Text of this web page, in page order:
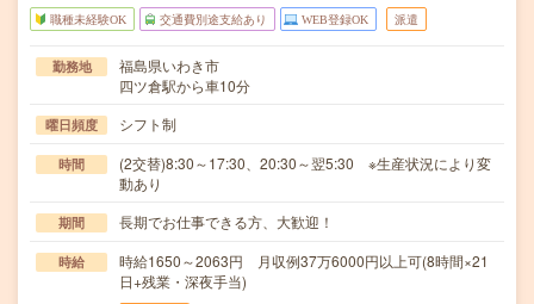
職種未経験OK 交通費別途支給あり WEB登録OK 派遣
勤務地
福島県いわき市
四ツ倉駅から車10分
曜日頻度 シフト制
時間
(2交替)8:30～17:30、20:30～翌5:30 ※生産状況により変
動あり
期間 長期でお仕事できる方、大歓迎！
時給
時給1650～2063円 月収例37万6000円以上可(8時間×21
日+残業・深夜手当)